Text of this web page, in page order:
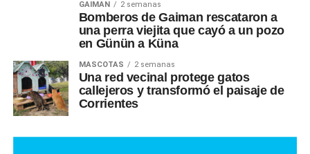
GAIMAN 2 semanas
Bomberos de Gaiman rescataron a
una perra viejita que cayó a un pozo
en Günün a Küna
MASCOTAS 2 semanas
Una red vecinal protege gatos
callejeros y transformó el paisaje de
Corrientes